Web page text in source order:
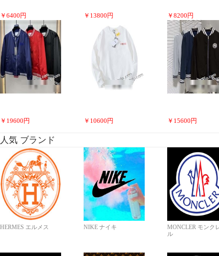
￥ 6400 円 ￥ 13800 円 ￥ 8200 円
￥ 19600 円 ￥ 10600 円 ￥ 15600 円
人気 ブランド
HERMES エルメス NIKE ナイキ
MONCLER モンク
ル